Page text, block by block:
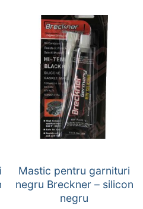
Mastic pentru garnituri
negru Breckner – silicon
negru